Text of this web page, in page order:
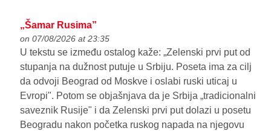
„Šamar Rusima”
on 07/08/2026 at 23:35
U tekstu se između ostalog kaže: „Zelenski prvi put od
stupanja na dužnost putuje u Srbiju. Poseta ima za cilj
da odvoji Beograd od Moskve i oslabi ruski uticaj u
Evropi". Potom se objašnjava da je Srbija „tradicionalni
saveznik Rusije" i da Zelenski prvi put dolazi u posetu
Beogradu nakon početka ruskog napada na njegovu